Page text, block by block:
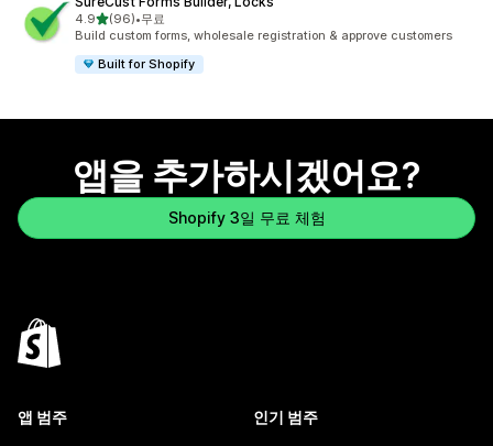
4.9별 5개 중
(96)
총 리뷰 96개
•무료
Build custom forms, wholesale registration & approve customers
Built for Shopify
앱을 추가하시겠어요?
Shopify 3일 무료 체험
앱 범주 인기 범주